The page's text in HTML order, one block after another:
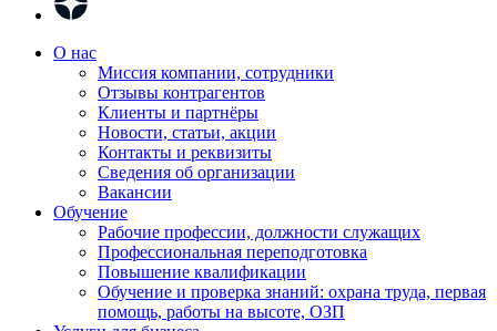
О нас
Миссия компании, сотрудники
Отзывы контрагентов
Клиенты и партнёры
Новости, статьи, акции
Контакты и реквизиты
Сведения об организации
Вакансии
Обучение
Рабочие профессии, должности служащих
Профессиональная переподготовка
Повышение квалификации
Обучение и проверка знаний: охрана труда, первая
помощь, работы на высоте, ОЗП